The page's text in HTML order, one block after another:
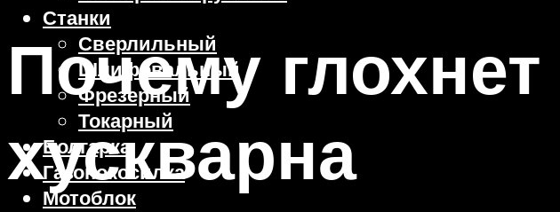
Станки
Сверлильный
Шлифовальный
Фрезерный
Токарный
Болгарка
Газонокосилка
Мотоблок
Почему
хускварна